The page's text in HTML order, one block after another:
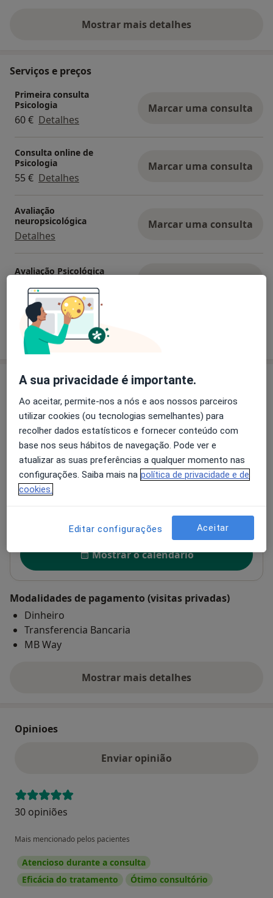
Mostrar mais detalhes
sobre a experiência
Serviços e preços
Primeira consulta
Psicologia
60 € Detalhes
Marcar uma consulta
Consulta online de
Psicologia
55 € Detalhes
Marcar uma consulta
Avaliação
neuropsicológica
Detalhes
Marcar uma consulta
Avaliação Psicológica
Detalhes Marcar uma consulta
Como mostramos os preços?
Consultórios (2)
Morada 1 Morada 2
Consultório de Lisboa
Campo Grande 35, 10ºB, Lisboa1700-087
abre num novo separador
Mostrar o calendário
Modalidades de pagamento (visitas privadas)
Dinheiro
Transferencia Bancaria
MB Way
Mostrar mais detalhes
sobre o endereço
Opinioes
Enviar opinião
30 opiniões
Mais mencionado pelos pacientes
Atencioso durante a consulta
Eficácia do tratamento
Ótimo consultório
A sua privacidade é importante.
Ao aceitar, permite-nos a nós e aos nossos parceiros
utilizar cookies (ou tecnologias semelhantes) para
recolher dados estatísticos e fornecer conteúdo com
base nos seus hábitos de navegação. Pode ver e
atualizar as suas preferências a qualquer momento nas
configurações. Saiba mais na política de privacidade e de
cookies.
Editar configurações Aceitar